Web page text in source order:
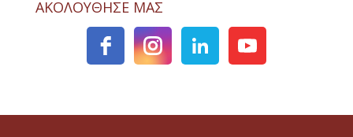
ΑΚΟΛΟΥΘΗΣΕ ΜΑΣ